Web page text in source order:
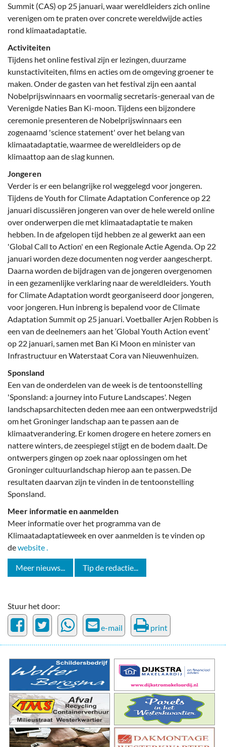
Summit (CAS) op 25 januari, waar wereldleiders zich online
verenigen om te praten over concrete wereldwijde acties
rond klimaatadaptatie.
Activiteiten
Tijdens het online festival zijn er lezingen, duurzame
kunstactiviteiten, films en acties om de omgeving groener te
maken. Onder de gasten van het festival zijn een aantal
Nobelprijswinnaars en voormalig secretaris-generaal van de
Verenigde Naties Ban Ki-moon. Tijdens een bijzondere
ceremonie presenteren de Nobelprijswinnaars een
zogenaamd 'science statement' over het belang van
klimaatadaptatie, waarmee de wereldleiders op de
klimaattop aan de slag kunnen.
Jongeren
Verder is er een belangrijke rol weggelegd voor jongeren.
Tijdens de Youth for Climate Adaptation Conference op 22
januari discussiëren jongeren van over de hele wereld online
over onderwerpen die met klimaatadaptatie te maken
hebben. In de afgelopen tijd hebben ze al gewerkt aan een
'Global Call to Action' en een Regionale Actie Agenda. Op 22
januari worden deze documenten nog verder aangescherpt.
Daarna worden de bijdragen van de jongeren overgenomen
in een gezamenlijke verklaring naar de wereldleiders. Youth
for Climate Adaptation wordt georganiseerd door jongeren,
voor jongeren. Hun inbreng is bepalend voor de Climate
Adaptation Summit op 25 januari. Voetballer Arjen Robben is
een van de deelnemers aan het ‘Global Youth Action event’
op 22 januari, samen met Ban Ki Moon en minister van
Infrastructuur en Waterstaat Cora van Nieuwenhuizen.
Sponsland
Een van de onderdelen van de week is de tentoonstelling
'Sponsland: a journey into Future Landscapes'. Negen
landschapsarchitecten deden mee aan een ontwerpwedstrijd
om het Groninger landschap aan te passen aan de
klimaatverandering. Er komen drogere en hetere zomers en
nattere winters, de zeespiegel stijgt en de bodem daalt. De
ontwerpers gingen op zoek naar oplossingen om het
Groninger cultuurlandschap hierop aan te passen. De
resultaten daarvan zijn te vinden in de tentoonstelling
Sponsland.
Meer informatie en aanmelden
Meer informatie over het programma van de
Klimaatadaptatieweek en over aanmelden is te vinden op
dewebsite .
Meer nieuws... Tip de redactie...
Stuur het door:
e-mail print